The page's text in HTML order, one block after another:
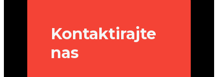
Kontaktirajte
nas